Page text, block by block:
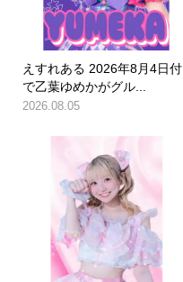
えすれある 2026年8月4日付
で乙葉ゆめかがグル...
2026.08.05